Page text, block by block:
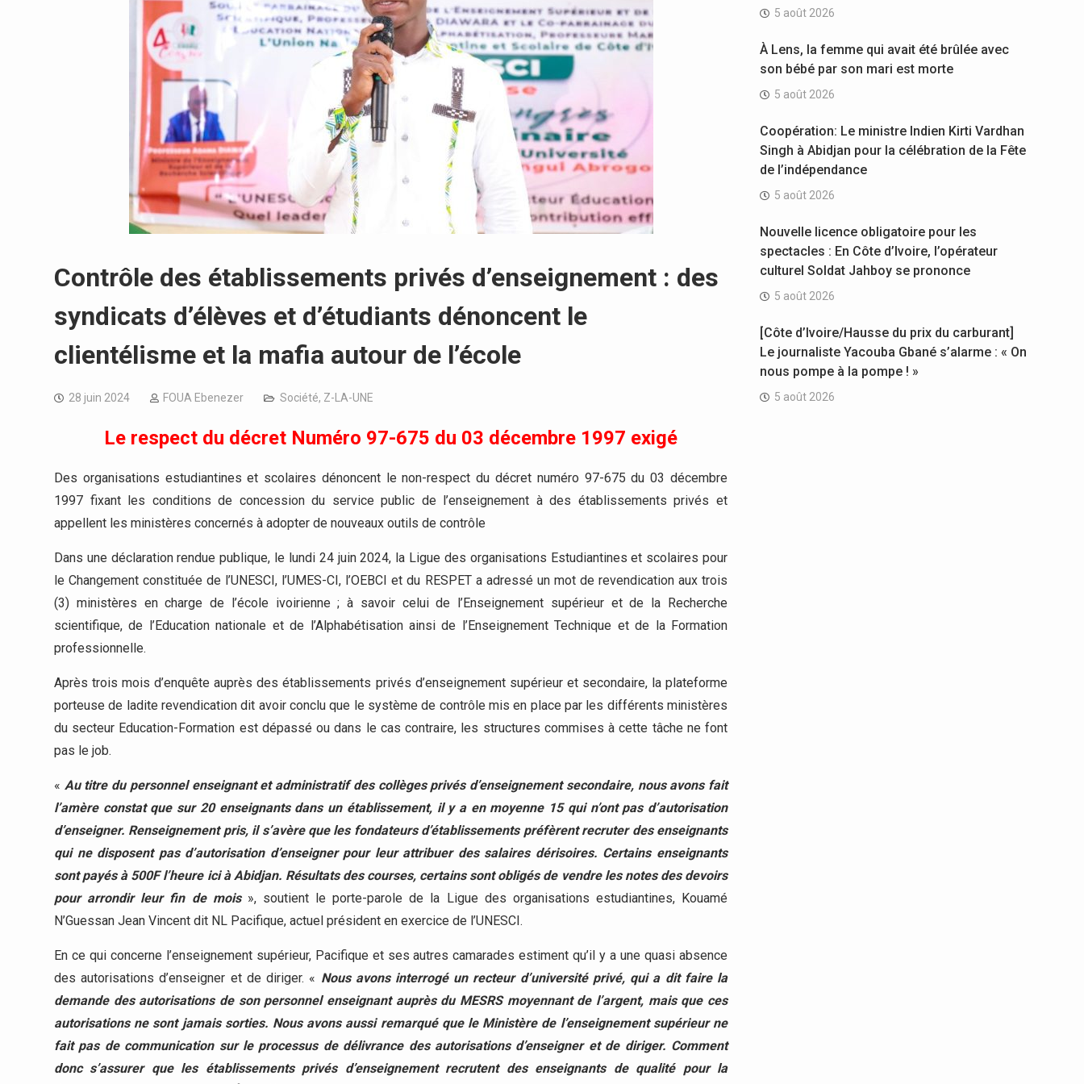
Contrôle des établissements privés d’enseignement : des
syndicats d’élèves et d’étudiants dénoncent le
clientélisme et la mafia autour de l’école
28 juin 2024 FOUA Ebenezer Société, Z-LA-UNE
Le respect du décret Numéro 97-675 du 03 décembre 1997 exigé
Des organisations estudiantines et scolaires dénoncent le non-respect du décret numéro 97-675 du 03 décembre
1997 fixant les conditions de concession du service public de l’enseignement à des établissements privés et
appellent les ministères concernés à adopter de nouveaux outils de contrôle
Dans une déclaration rendue publique, le lundi 24 juin 2024, la Ligue des organisations Estudiantines et scolaires pour
le Changement constituée de l’UNESCI, l’UMES-CI, l’OEBCI et du RESPET a adressé un mot de revendication aux trois
(3) ministères en charge de l’école ivoirienne ; à savoir celui de l’Enseignement supérieur et de la Recherche
scientifique, de l’Education nationale et de l’Alphabétisation ainsi de l’Enseignement Technique et de la Formation
professionnelle.
Après trois mois d’enquête auprès des établissements privés d’enseignement supérieur et secondaire, la plateforme
porteuse de ladite revendication dit avoir conclu que le système de contrôle mis en place par les différents ministères
du secteur Education-Formation est dépassé ou dans le cas contraire, les structures commises à cette tâche ne font
pas le job.
« Au titre du personnel enseignant et administratif des collèges privés d’enseignement secondaire, nous avons fait
l’amère constat que sur 20 enseignants dans un établissement, il y a en moyenne 15 qui n’ont pas d’autorisation
d’enseigner. Renseignement pris, il s’avère que les fondateurs d’établissements préfèrent recruter des enseignants
qui ne disposent pas d’autorisation d’enseigner pour leur attribuer des salaires dérisoires. Certains enseignants
sont payés à 500F l’heure ici à Abidjan. Résultats des courses, certains sont obligés de vendre les notes des devoirs
pour arrondir leur fin de mois», soutient le porte-parole de la Ligue des organisations estudiantines, Kouamé
N’Guessan Jean Vincent dit NL Pacifique, actuel président en exercice de l’UNESCI.
En ce qui concerne l’enseignement supérieur, Pacifique et ses autres camarades estiment qu’il y a une quasi absence
des autorisations d’enseigner et de diriger. « Nous avons interrogé un recteur d’université privé, qui a dit faire la
demande des autorisations de son personnel enseignant auprès du MESRS moyennant de l’argent, mais que ces
autorisations ne sont jamais sorties. Nous avons aussi remarqué que le Ministère de l’enseignement supérieur ne
fait pas de communication sur le processus de délivrance des autorisations d’enseigner et de diriger. Comment
donc s’assurer que les établissements privés d’enseignement recrutent des enseignants de qualité pour la
5 août 2026
À Lens, la femme qui avait été brûlée avec
son bébé par son mari est morte
5 août 2026
Coopération: Le ministre Indien Kirti Vardhan
Singh à Abidjan pour la célébration de la Fête
de l’indépendance
5 août 2026
Nouvelle licence obligatoire pour les
spectacles : En Côte d’Ivoire, l’opérateur
culturel Soldat Jahboy se prononce
5 août 2026
[Côte d’Ivoire/Hausse du prix du carburant]
Le journaliste Yacouba Gbané s’alarme : « On
nous pompe à la pompe ! »
5 août 2026